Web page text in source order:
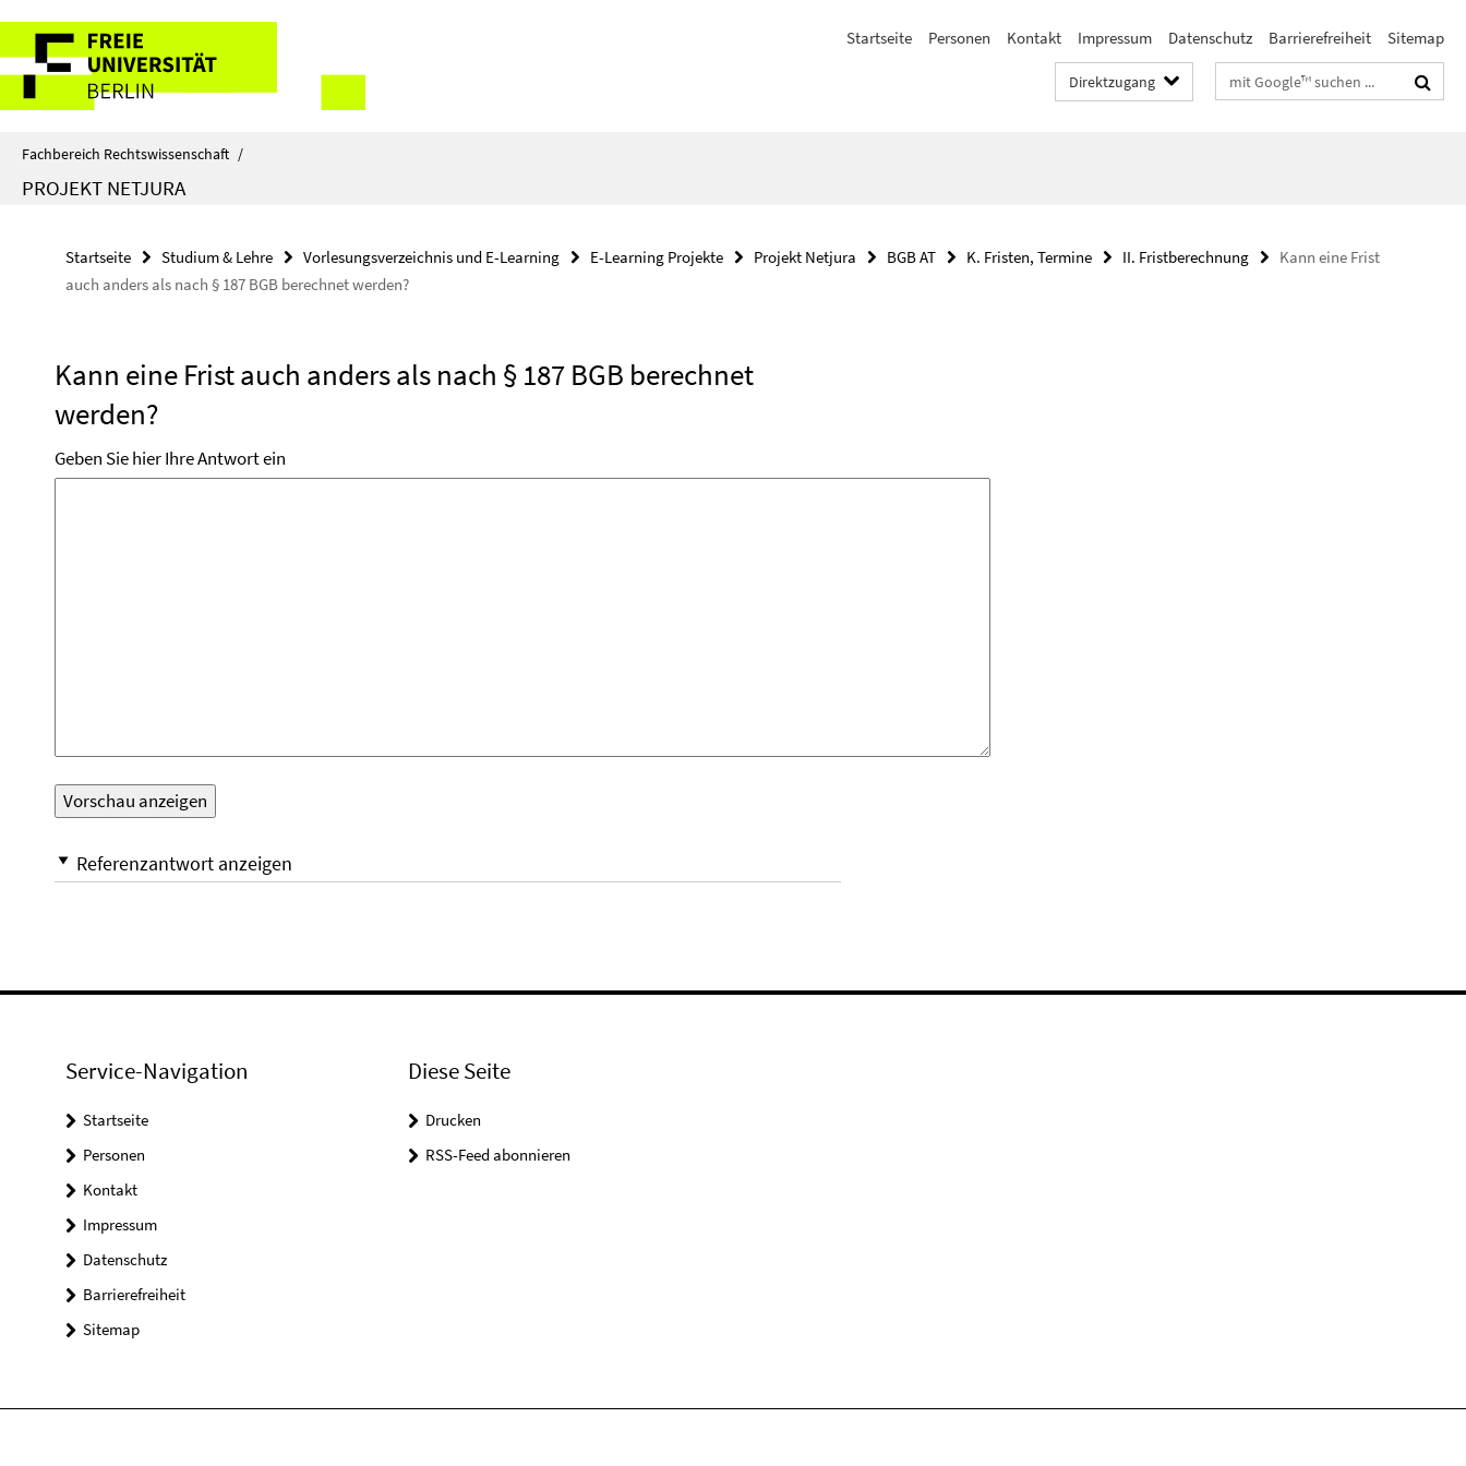
direkt
Inhalt
Service-
Navigation
Startseite Personen Kontakt Impressum Datenschutz Barrierefreiheit Sitemap
Direktzugang Suchbegriffe
Fachbereich Rechtswissenschaft /
PROJEKT NETJURA
Startseite Studium & Lehre Vorlesungsverzeichnis und E-Learning E-Learning Projekte Projekt Netjura BGB AT K. Fristen, Termine II. Fristberechnung
Kann eine Frist
auch anders als nach § 187 BGB berechnet werden?
Kann eine Frist auch anders als nach § 187 BGB berechnet
werden?
Geben Sie hier Ihre Antwort ein
Referenzantwort anzeigen
Service-Navigation
Startseite
Personen
Kontakt
Impressum
Datenschutz
Barrierefreiheit
Sitemap
Diese Seite
Drucken
RSS-Feed abonnieren